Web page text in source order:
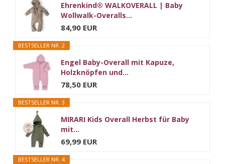
Ehrenkind® WALKOVERALL | Baby
Wollwalk-Overalls...
84,90 EUR
BESTSELLER NR. 2
Engel Baby-Overall mit Kapuze,
Holzknöpfen und...
78,50 EUR
BESTSELLER NR. 3
MIRARI Kids Overall Herbst für Baby
mit...
69,99 EUR
BESTSELLER NR. 4